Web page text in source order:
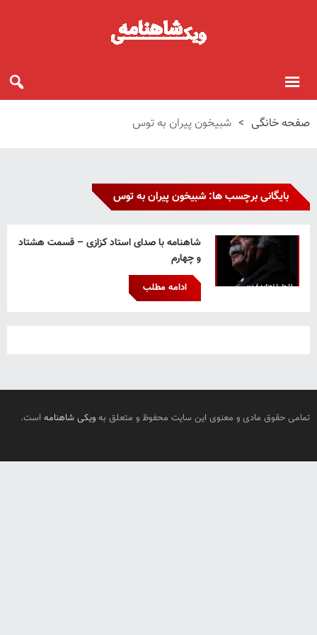
صفحه خانگی > شبیخون پیران به توس
بایگانی برچسب ها: شبیخون پیران به توس
شاهنامه با صدای استاد کزازی – قسمت هشتاد
و چهارم
ادامه مطلب
تمامی حقوق مادی و معنوی این سایت محفوظ و متعلق به ویکی شاهنامه است.